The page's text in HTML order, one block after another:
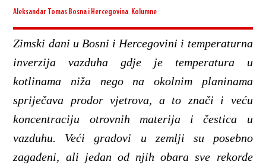
Aleksandar Tomas Bosna i Hercegovina Kolumne
Zimski dani u Bosni i Hercegovini i temperaturna
inverzija vazduha gdje je temperatura u
kotlinama niža nego na okolnim planinama
spriječava prodor vjetrova, a to znači i veću
koncentraciju otrovnih materija i čestica u
vazduhu. Veći gradovi u zemlji su posebno
zagađeni, ali jedan od njih obara sve rekorde